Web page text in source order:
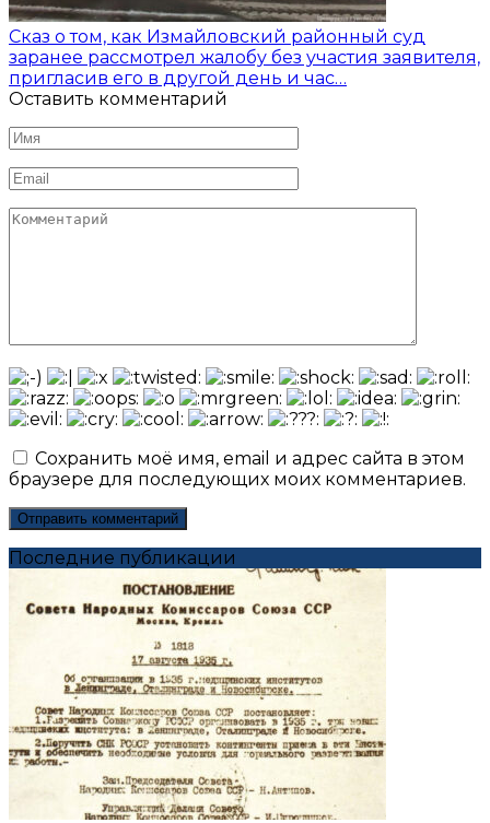
Сказ о том, как Измайловский районный суд
заранее рассмотрел жалобу без участия заявителя,
пригласив его в другой день и час…
Оставить комментарий
Имя
*
Email
*
Комментарий
Сохранить моё имя, email и адрес сайта в этом
браузере для последующих моих комментариев.
Последние публикации